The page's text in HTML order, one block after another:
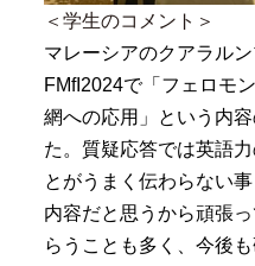
＜学生のコメント＞
マレーシアのクアラル
FMfI2024で「フェロモ
網への応用」という内
た。質疑応答では英語
とがうまく伝わらない
内容だと思うから頑張
らうことも多く、今後